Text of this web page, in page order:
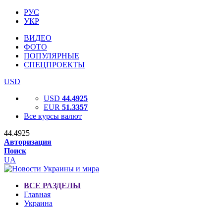
РУС
УКР
ВИДЕО
ФОТО
ПОПУЛЯРНЫЕ
СПЕЦПРОЕКТЫ
USD
USD 44.4925
EUR 51.3357
Все курсы валют
44.4925
Авторизация
Поиск
UA
ВСЕ РАЗДЕЛЫ
Главная
Украина